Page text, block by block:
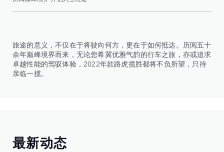
旅途的意义，不仅在于将驶向何方，更在于如何抵达。历阅五十
余年巅峰境界而来，无论您希冀优雅气韵的行车之旅，亦或追求
卓越性能的驾驭体验，2022年款路虎揽胜都将不负所望，只待
亲临一揽。
最新动态